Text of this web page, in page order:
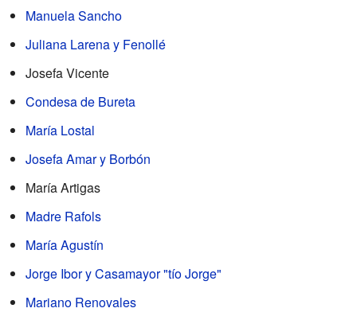
Manuela Sancho
Juliana Larena y Fenollé
Josefa Vicente
Condesa de Bureta
María Lostal
Josefa Amar y Borbón
María Artigas
Madre Rafols
María Agustín
Jorge Ibor y Casamayor "tío Jorge"
Mariano Renovales